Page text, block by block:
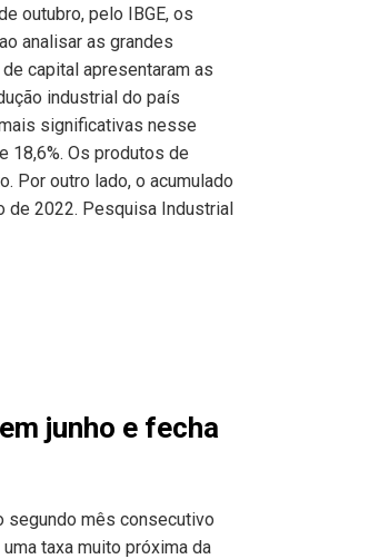
outubro, pelo IBGE, os
analisar as grandes
capital apresentaram as
industrial do país
significativas nesse
18,6%. Os produtos de
Por outro lado, o acumulado
de 2022. Pesquisa Industrial
junho e fecha
segundo mês consecutivo
taxa muito próxima da